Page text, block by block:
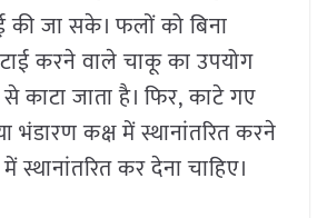
की जा सके। फलों को बिना
करने वाले चाकू का उपयोग
जाता है। फिर, काटे गए
कक्ष में स्थानांतरित करने
कर देना चाहिए।